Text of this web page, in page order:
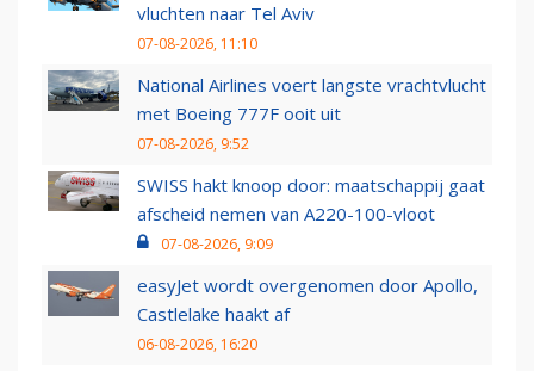
vluchten naar Tel Aviv
07-08-2026, 11:10
National Airlines voert langste vrachtvlucht
met Boeing 777F ooit uit
07-08-2026, 9:52
SWISS hakt knoop door: maatschappij gaat
afscheid nemen van A220-100-vloot
07-08-2026, 9:09
easyJet wordt overgenomen door Apollo,
Castlelake haakt af
06-08-2026, 16:20